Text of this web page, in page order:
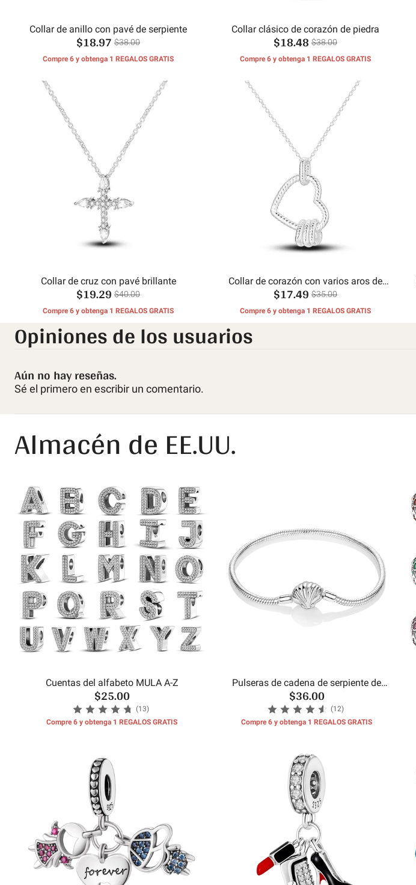
Collar de anillo con pavé de serpiente
$18.97 $38.00
Compre 6 y obtenga 1 REGALOS GRATIS
Collar clásico de corazón de piedra
$18.48 $38.00
Compre 6 y obtenga 1 REGALOS GRATIS
Collar de cruz con pavé brillante
$19.29 $40.00
Compre 6 y obtenga 1 REGALOS GRATIS
Collar de corazón con varios aros de
serpiente
$17.49 $35.00
Compre 6 y obtenga 1 REGALOS GRATIS
Opiniones de los usuarios
Aún no hay reseñas.
Sé el primero en escribir un comentario.
Almacén de EE.UU.
Cuentas del alfabeto MULA A-Z
$25.00
(13)
Compre 6 y obtenga 1 REGALOS GRATIS
Pulseras de cadena de serpiente de
concha de mar
$36.00
(12)
Compre 6 y obtenga 1 REGALOS GRATIS